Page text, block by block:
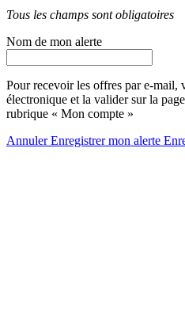
Tous les champs sont obligatoires
Nom de mon alerte
Pour recevoir les offres par e-mail,
électronique et la valider sur la
rubrique « Mon compte »
AnnulerEnregistrer mon alerte